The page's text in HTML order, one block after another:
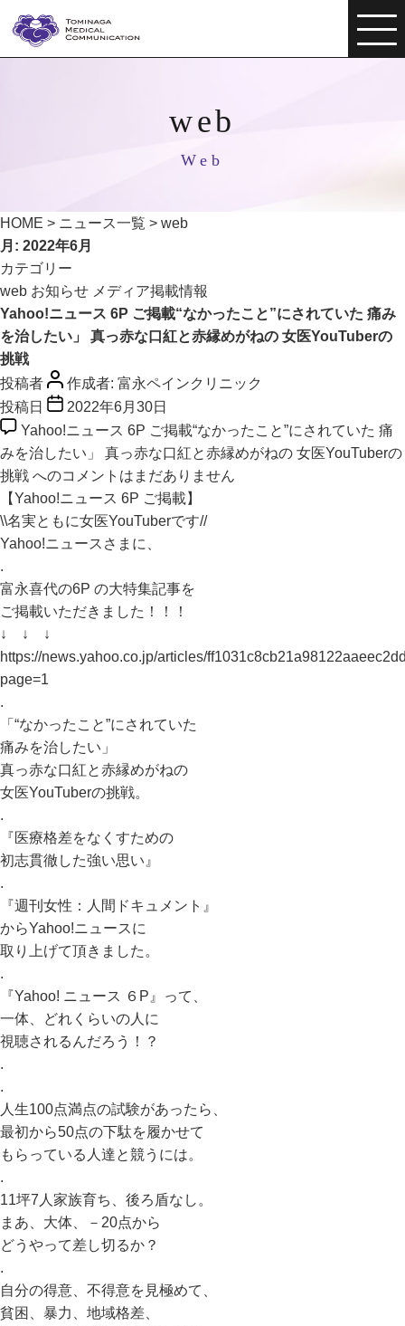
web
Web
HOME > ニュース一覧 > web
月: 2022年6月
カテゴリー
web お知らせ メディア掲載情報
Yahoo!ニュース 6P ご掲載“なかったこと”にされていた 痛み
を治したい」 真っ赤な口紅と赤縁めがねの 女医YouTuberの
挑戦
投稿者
作成者: 富永ペインクリニック
投稿日
2022年6月30日
Yahoo!ニュース 6P ご掲載“なかったこと”にされていた 痛
みを治したい」 真っ赤な口紅と赤縁めがねの 女医YouTuberの
挑戦 へのコメントはまだありません
【Yahoo!ニュース 6P ご掲載】
\\名実ともに女医YouTuberです//
Yahoo!ニュースさまに、
.
富永喜代の6P の大特集記事を
ご掲載いただきました！！！
↓ ↓ ↓
https://news.yahoo.co.jp/articles/
page=1
.
「“なかったこと”にされていた
痛みを治したい」
真っ赤な口紅と赤縁めがねの
女医YouTuberの挑戦。
.
『医療格差をなくすための
初志貫徹した強い思い』
.
『週刊女性：人間ドキュメント』
からYahoo!ニュースに
取り上げて頂きました。
.
『Yahoo! ニュース ６P』って、
一体、どれくらいの人に
視聴されるんだろう！？
.
.
人生100点満点の試験があったら、
最初から50点の下駄を履かせて
もらっている人達と競うには。
.
11坪7人家族育ち、後ろ盾なし。
まあ、大体、－20点から
どうやって差し切るか？
.
自分の得意、不得意を見極めて、
貧困、暴力、地域格差、